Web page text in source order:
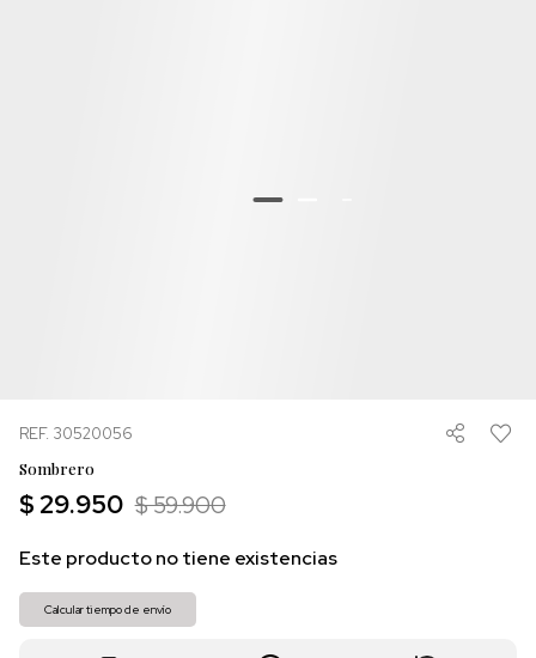
REF. 30520056
Sombrero
$ 29.950 $ 59.900
Este producto no tiene existencias
Calcular tiempo de envío